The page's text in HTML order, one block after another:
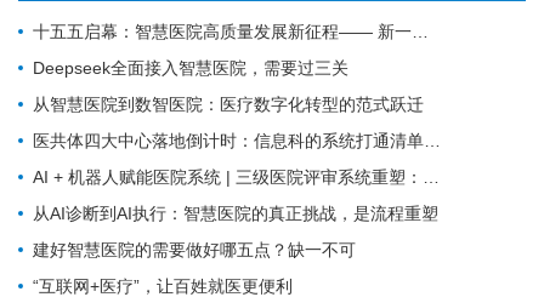
十五五启幕：智慧医院高质量发展新征程—— 新一代 HIS/EMR + AI + 大数据，如何成为公立医院的新引擎？
Deepseek全面接入智慧医院，需要过三关
从智慧医院到数智医院：医疗数字化转型的范式跃迁
医共体四大中心落地倒计时：信息科的系统打通清单来了
AI + 机器人赋能医院系统 | 三级医院评审系统重塑：从突击迎检到长效提质
从AI诊断到AI执行：智慧医院的真正挑战，是流程重塑
建好智慧医院的需要做好哪五点？缺一不可
“互联网+医疗”，让百姓就医更便利